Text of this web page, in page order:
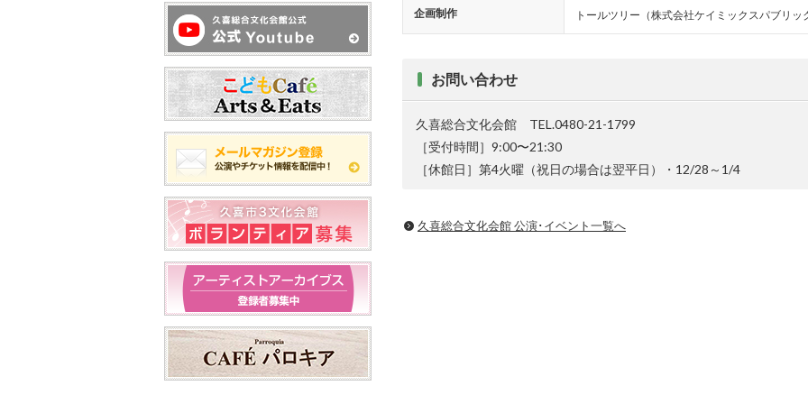
企画制作 トールツリー（株式会社ケイミックスパブリッ
お問い合わせ
久喜総合文化会館 TEL.0480-21-1799
［受付時間］9:00〜21:30
［休館日］第4火曜（祝日の場合は翌平日）・12/28～1/4
久喜総合文化会館 公演･イベント一覧へ